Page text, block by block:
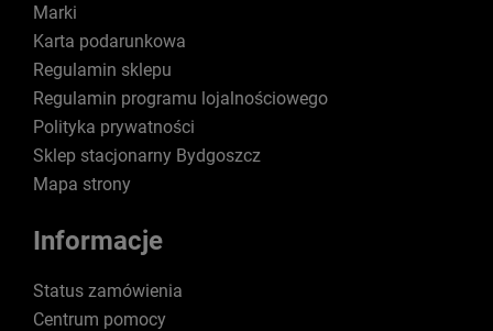
Marki
Karta podarunkowa
Regulamin sklepu
Regulamin programu lojalnościowego
Polityka prywatności
Sklep stacjonarny Bydgoszcz
Mapa strony
Informacje
Status zamówienia
Centrum pomocy